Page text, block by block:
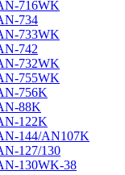
716WK
734
733WK
742
732WK
755WK
756K
88K
122K
144/AN107K
127/130
130WK-38